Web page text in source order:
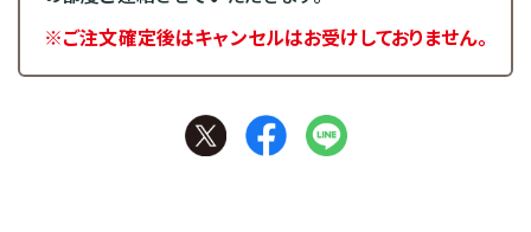
※ご注文確定後はキャンセルはお受けしておりません。